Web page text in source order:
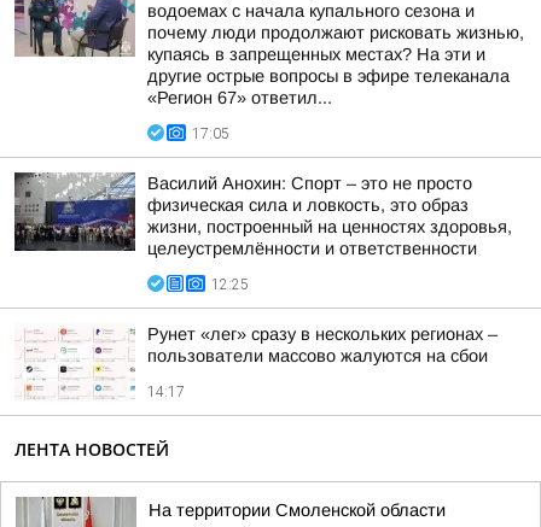
водоемах с начала купального сезона и
почему люди продолжают рисковать жизнью,
купаясь в запрещенных местах? На эти и
другие острые вопросы в эфире телеканала
«Регион 67» ответил...
17:05
Василий Анохин: Спорт – это не просто
физическая сила и ловкость, это образ
жизни, построенный на ценностях здоровья,
целеустремлённости и ответственности
12:25
Рунет «лег» сразу в нескольких регионах –
пользователи массово жалуются на сбои
14:17
ЛЕНТА НОВОСТЕЙ
На территории Смоленской области